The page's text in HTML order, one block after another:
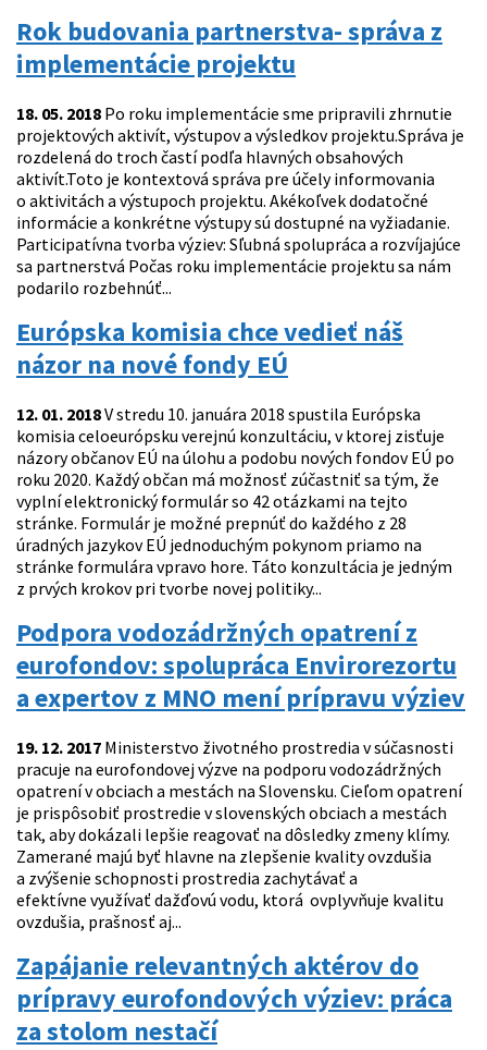
Rok budovania partnerstva- správa z
implementácie projektu
18. 05. 2018 Po roku implementácie sme pripravili zhrnutie
projektových aktivít, výstupov a výsledkov projektu.Správa je
rozdelená do troch častí podľa hlavných obsahových
aktivít.Toto je kontextová správa pre účely informovania
o aktivitách a výstupoch projektu. Akékoľvek dodatočné
informácie a konkrétne výstupy sú dostupné na vyžiadanie.
Participatívna tvorba výziev: Sľubná spolupráca a rozvíjajúce
sa partnerstvá Počas roku implementácie projektu sa nám
podarilo rozbehnúť...
Európska komisia chce vedieť náš
názor na nové fondy EÚ
12. 01. 2018V stredu 10. januára 2018 spustila Európska
komisia celoeurópsku verejnú konzultáciu, v ktorej zisťuje
názory občanov EÚ na úlohu a podobu nových fondov EÚ po
roku 2020. Každý občan má možnosť zúčastniť sa tým, že
vyplní elektronický formulár so 42 otázkami na tejto
stránke. Formulár je možné prepnúť do každého z 28
úradných jazykov EÚ jednoduchým pokynom priamo na
stránke formulára vpravo hore. Táto konzultácia je jedným
z prvých krokov pri tvorbe novej politiky...
Podpora vodozádržných opatrení z
eurofondov: spolupráca Envirorezortu
a expertov z MNO mení prípravu výziev
19. 12. 2017 Ministerstvo životného prostredia v súčasnosti
pracuje na eurofondovej výzve na podporu vodozádržných
opatrení v obciach a mestách na Slovensku. Cieľom opatrení
je prispôsobiť prostredie v slovenských obciach a mestách
tak, aby dokázali lepšie reagovať na dôsledky zmeny klímy.
Zamerané majú byť hlavne na zlepšenie kvality ovzdušia
a zvýšenie schopnosti prostredia zachytávať a
efektívne využívať dažďovú vodu, ktorá ovplyvňuje kvalitu
ovzdušia, prašnosť aj...
Zapájanie relevantných aktérov do
prípravy eurofondových výziev: práca
za stolom nestačí